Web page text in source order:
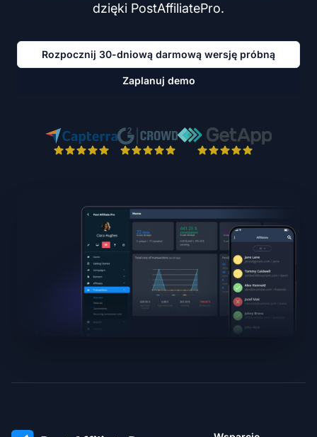
dzięki PostAffiliatePro.
Rozpocznij 30-dniową darmową wersję próbną
Zaplanuj demo